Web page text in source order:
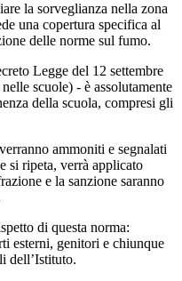
la sorveglianza nella zona
una copertura specifica al
delle norme sul fumo.
Legge del 12 settembre
scuole) - è assolutamente
della scuola, compresi gli
ammoniti e segnalati
si ripeta, verrà applicato
e la sanzione saranno
di questa norma:
esterni, genitori e chiunque
dell’Istituto.